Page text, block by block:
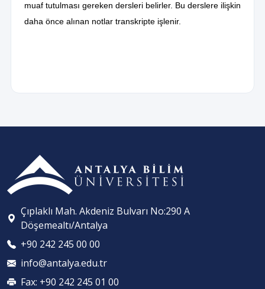
muaf tutulması gereken dersleri belirler. Bu derslere ilişkin
daha önce alınan notlar transkripte işlenir.
Çıplaklı Mah. Akdeniz Bulvarı No:290 A
Döşemealtı/Antalya
+90 242 245 00 00
info@antalya.edu.tr
Fax: +90 242 245 01 00